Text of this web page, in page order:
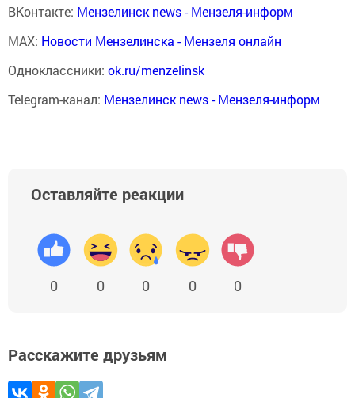
ВКонтакте: Мензелинск news - Мензеля-информ
MAX: Новости Мензелинска - Мензеля онлайн
Одноклассники: ok.ru/menzelinsk
Telegram-канал: Мензелинск news - Мензеля-информ
Оставляйте реакции
0 0 0 0 0
Расскажите друзьям